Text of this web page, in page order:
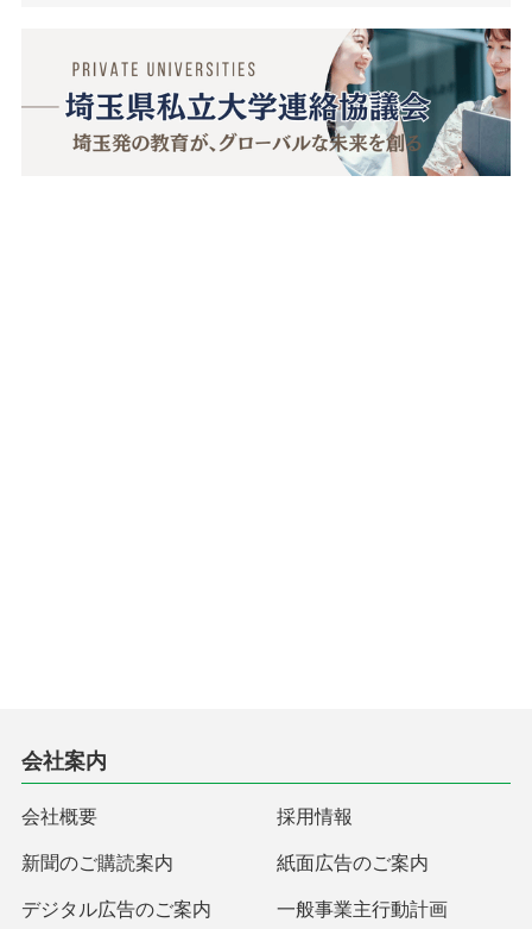
会社案内
会社概要 採用情報
新聞のご購読案内 紙面広告のご案内
デジタル広告のご案内 一般事業主行動計画